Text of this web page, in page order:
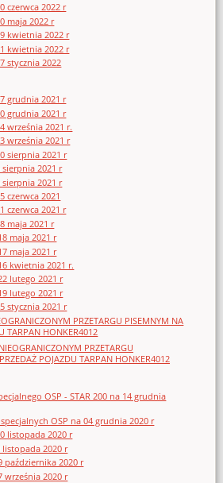
czerwca 2022 r
maja 2022 r
kwietnia 2022 r
kwietnia 2022 r
stycznia 2022
grudnia 2021 r
grudnia 2021 r
września 2021 r.
września 2021 r
sierpnia 2021 r
2021 r
2021 r
czerwca 2021
czerwca 2021 r
maja 2021 r
maja 2021 r
maja 2021 r
kwietnia 2021 r.
lutego 2021 r
lutego 2021 r
stycznia 2021 r
PRZETARGU PISEMNYM NA
TARPAN HONKER4012
PRZETARGU
POJAZDU TARPAN HONKER4012
OSP - STAR 200 na 14 grudnia
OSP na 04 grudnia 2020 r
listopada 2020 r
listopada 2020 r
października 2020 r
września 2020 r